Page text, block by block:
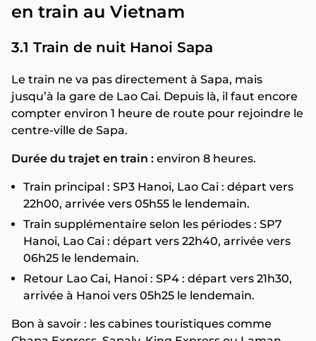
en train au Vietnam
3.1 Train de nuit Hanoi Sapa
Le train ne va pas directement à Sapa, mais
jusqu’à la gare de Lao Cai. Depuis là, il faut encore
compter environ 1 heure de route pour rejoindre le
centre-ville de Sapa.
Durée du trajet en train : environ 8 heures.
Train principal : SP3 Hanoi, Lao Cai : départ vers
22h00, arrivée vers 05h55 le lendemain.
Train supplémentaire selon les périodes : SP7
Hanoi, Lao Cai : départ vers 22h40, arrivée vers
06h25 le lendemain.
Retour Lao Cai, Hanoi : SP4 : départ vers 21h30,
arrivée à Hanoi vers 05h25 le lendemain.
Bon à savoir : les cabines touristiques comme